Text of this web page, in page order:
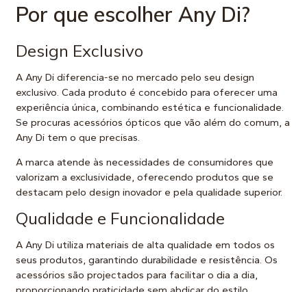
Por que escolher Any Di?
Design Exclusivo
A Any Di diferencia-se no mercado pelo seu design
exclusivo. Cada produto é concebido para oferecer uma
experiência única, combinando estética e funcionalidade.
Se procuras acessórios ópticos que vão além do comum, a
Any Di tem o que precisas.
A marca atende às necessidades de consumidores que
valorizam a exclusividade, oferecendo produtos que se
destacam pelo design inovador e pela qualidade superior.
Qualidade e Funcionalidade
A Any Di utiliza materiais de alta qualidade em todos os
seus produtos, garantindo durabilidade e resistência. Os
acessórios são projectados para facilitar o dia a dia,